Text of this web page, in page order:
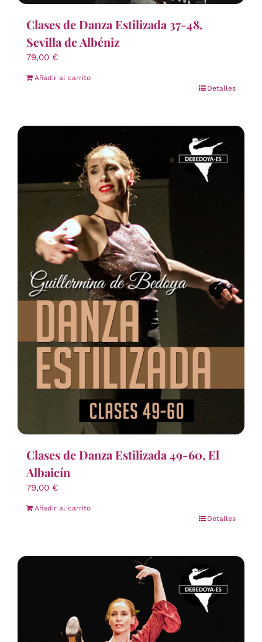
Clases de Danza Estilizada 37-48,
Sevilla de Albéniz
79,00 €
Añadir al carrito
Detalles
Clases de Danza Estilizada 49-60, El
Albaicín
79,00 €
Añadir al carrito
Detalles